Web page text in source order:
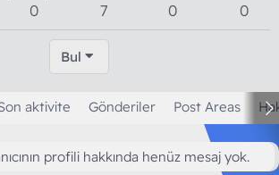
0 7 0 0
Bul
aktivite Gönderiler Post Areas
profili hakkında henüz mesaj yok.